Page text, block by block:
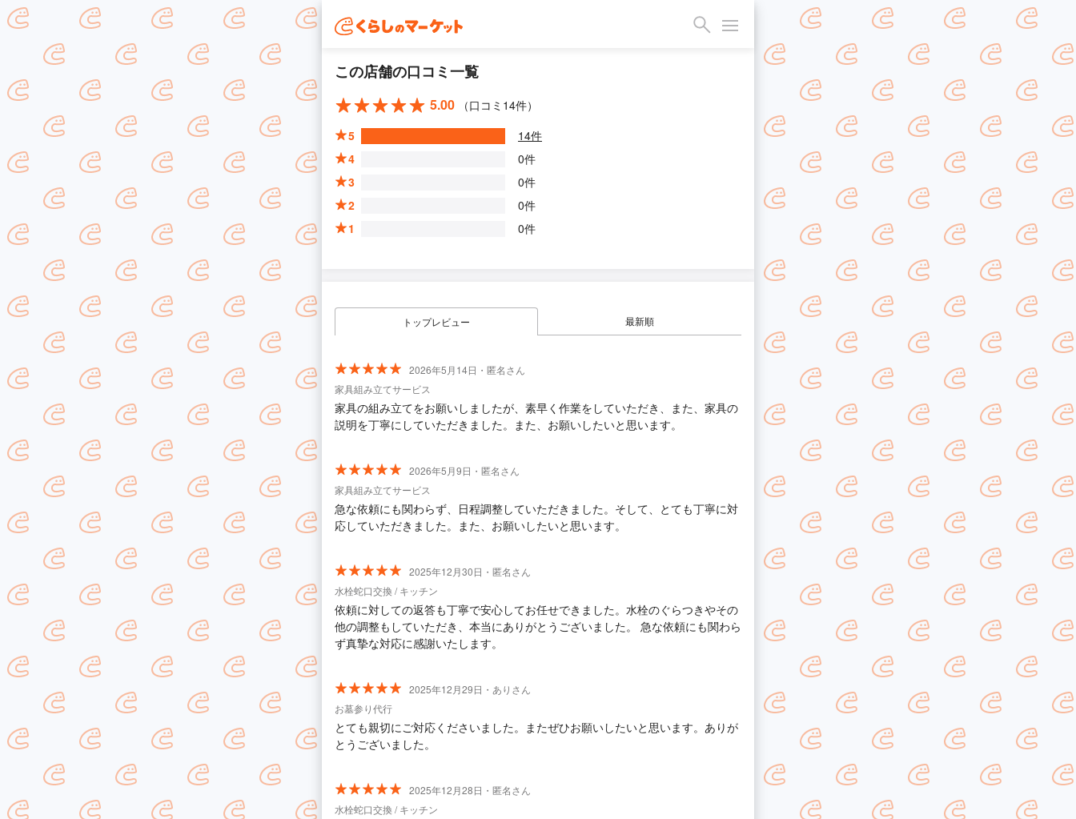
この店舗の口コミ一覧
5.00
（口コミ14件）
5
14件
4
0件
3
0件
2
0件
1
0件
トップレビュー 最新順
2026年5月14日・匿名さん
家具組み立てサービス
家具の組み立てをお願いしましたが、素早く作業をしていただき、また、家具の
説明を丁寧にしていただきました。また、お願いしたいと思います。
2026年5月9日・匿名さん
家具組み立てサービス
急な依頼にも関わらず、日程調整していただきました。そして、とても丁寧に対
応していただきました。また、お願いしたいと思います。
2025年12月30日・匿名さん
水栓蛇口交換 / キッチン
依頼に対しての返答も丁寧で安心してお任せできました。水栓のぐらつきやその
他の調整もしていただき、本当にありがとうございました。 急な依頼にも関わら
ず真摯な対応に感謝いたします。
2025年12月29日・ありさん
お墓参り代行
とても親切にご対応くださいました。またぜひお願いしたいと思います。ありが
とうございました。
2025年12月28日・匿名さん
水栓蛇口交換 / キッチン